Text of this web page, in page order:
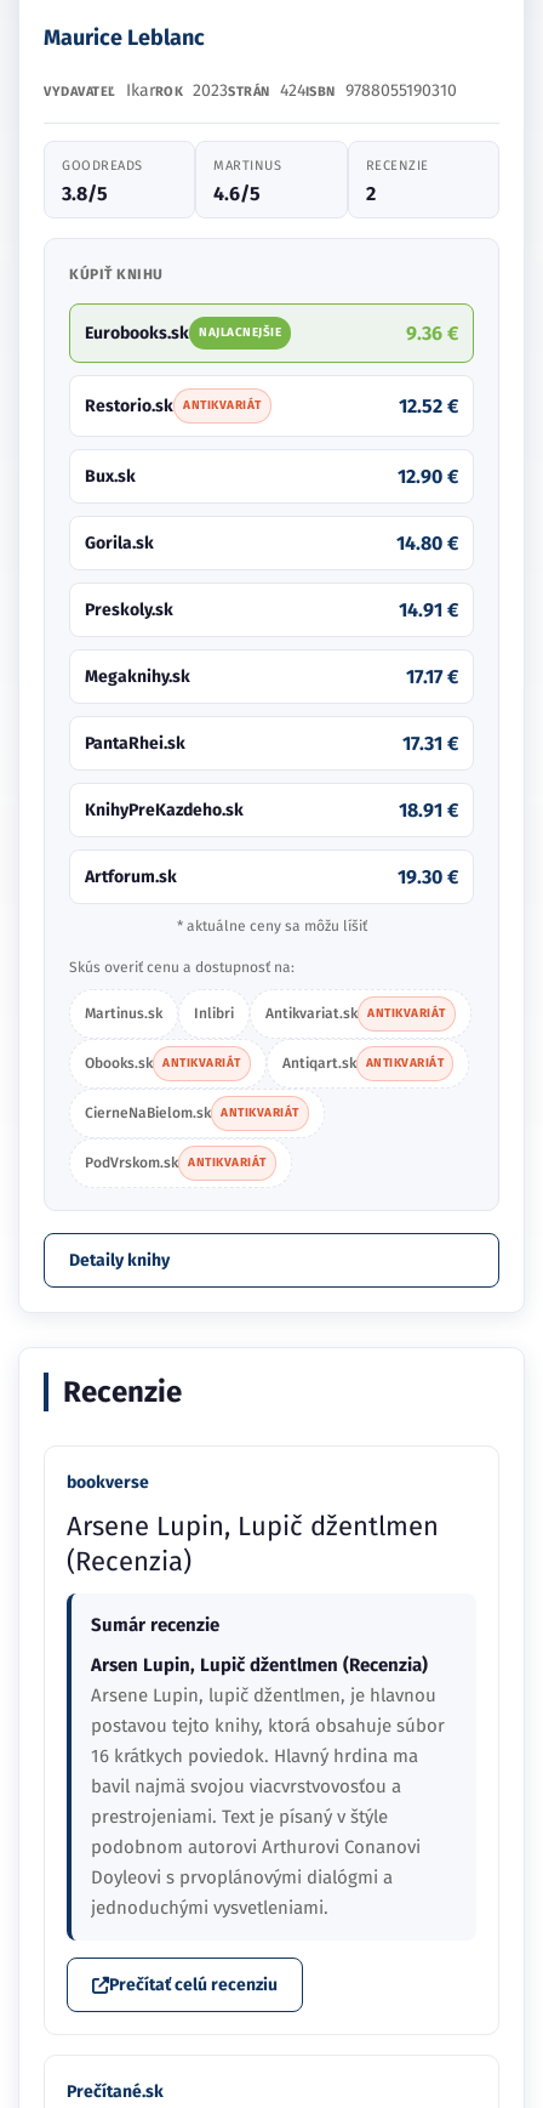
Maurice Leblanc
VYDAVATEĽ IkarROK 2023STRÁN 424ISBN 9788055190310
GOODREADS
3.8/5
MARTINUS
4.6/5
RECENZIE
2
KÚPIŤ KNIHU
Eurobooks.sk NAJLACNEJŠIE 9.36 €
Restorio.sk ANTIKVARIÁT 12.52 €
Bux.sk 12.90 €
Gorila.sk 14.80 €
Preskoly.sk 14.91 €
Megaknihy.sk 17.17 €
PantaRhei.sk 17.31 €
KnihyPreKazdeho.sk 18.91 €
Artforum.sk 19.30 €
* aktuálne ceny sa môžu líšiť
Skús overiť cenu a dostupnosť na:
Martinus.sk Inlibri Antikvariat.sk ANTIKVARIÁT
Obooks.sk ANTIKVARIÁT Antiqart.sk ANTIKVARIÁT
CierneNaBielom.sk ANTIKVARIÁT
PodVrskom.sk ANTIKVARIÁT
Detaily knihy
Recenzie
bookverse
Arsene Lupin, Lupič džentlmen
(Recenzia)
Sumár recenzie
Arsen Lupin, Lupič džentlmen (Recenzia)
Arsene Lupin, lupič džentlmen, je hlavnou
postavou tejto knihy, ktorá obsahuje súbor
16 krátkych poviedok. Hlavný hrdina ma
bavil najmä svojou viacvrstvovosťou a
prestrojeniami. Text je písaný v štýle
podobnom autorovi Arthurovi Conanovi
Doyleovi s prvoplánovými dialógmi a
jednoduchými vysvetleniami.
Prečítať celú recenziu
Prečítané.sk